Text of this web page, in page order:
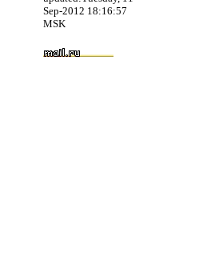
Sep-2012 18:16:57
MSK